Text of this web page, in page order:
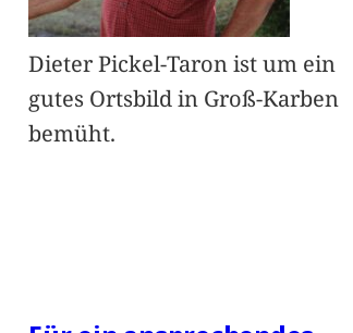
Dieter Pickel-Taron ist um ein
gutes Ortsbild in Groß-Karben
bemüht.